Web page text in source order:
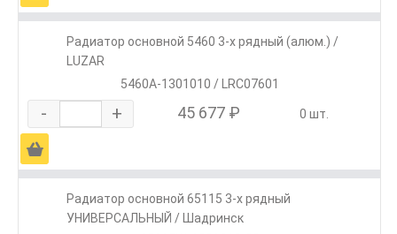
Радиатор основной 5460 3-х рядный (алюм.) /
LUZAR
5460А-1301010 / LRС07601
- + 45 677 ₽ 0 шт.
Ä
Радиатор основной 65115 3-х рядный
УНИВЕРСАЛЬНЫЙ / Шадринск